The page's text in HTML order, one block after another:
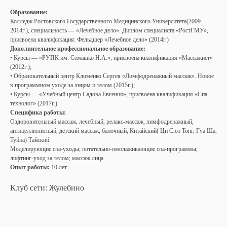
Образование:
Колледж Ростовского Государственного Медицинского Университета(2009-
2014г.), специальность — «Лечебное дело». Диплом специалиста «РостГМУ»,
присвоена квалификация: Фельдшер «Лечебное дело» (2014г.)
Дополнительное профессиональное образование:
• Курсы — «РУПК им. Семашко Н.А.», присвоена квалификация «Массажист»
(2012г.);
• Образовательный центр Клименко Сергея «Лимфодренажный массаж». Новое
в программном уходе за лицом и телом (2015г.);
• Курсы — «Учебный центр Садова Евгения», присвоена квалификация «Спа-
технолог» (2017г.)
Специфика работы:
Оздоровительный массаж, лечебный, релакс-массаж, лимфодренажный,
антицеллюлитный, детский массаж, баночный, Китайский( Ци Сюэ Тонг, Гуа Ша,
Туйна) Тайский.
Моделирующие спа-уходы; питательно-омолаживающие спа-программы;
лифтинг-уход за телом; массаж лица.
Опыт работы: 10 лет
Клуб сети: Жулебино